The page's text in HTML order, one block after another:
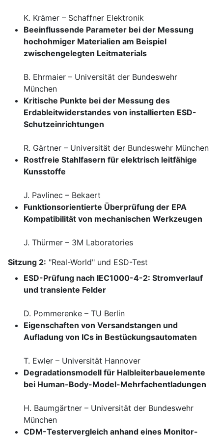
K. Krämer – Schaffner Elektronik
Beeinflussende Parameter bei der Messung
hochohmiger Materialien am Beispiel
zwischengelegten Leitmaterials
B. Ehrmaier – Universität der Bundeswehr
München
Kritische Punkte bei der Messung des
Erdableitwiderstandes von installierten ESD-
Schutzeinrichtungen
R. Gärtner – Universität der Bundeswehr München
Rostfreie Stahlfasern für elektrisch leitfähige
Kunsstoffe
J. Pavlinec – Bekaert
Funktionsorientierte Überprüfung der EPA
Kompatibilität von mechanischen Werkzeugen
J. Thürmer – 3M Laboratories
Sitzung 2: "Real-World" und ESD-Test
ESD-Prüfung nach IEC1000-4-2: Stromverlauf
und transiente Felder
D. Pommerenke – TU Berlin
Eigenschaften von Versandstangen und
Aufladung von ICs in Bestückungsautomaten
T. Ewler – Universität Hannover
Degradationsmodell für Halbleiterbauelemente
bei Human-Body-Model-Mehrfachentladungen
H. Baumgärtner – Universität der Bundeswehr
München
CDM-Testervergleich anhand eines Monitor-